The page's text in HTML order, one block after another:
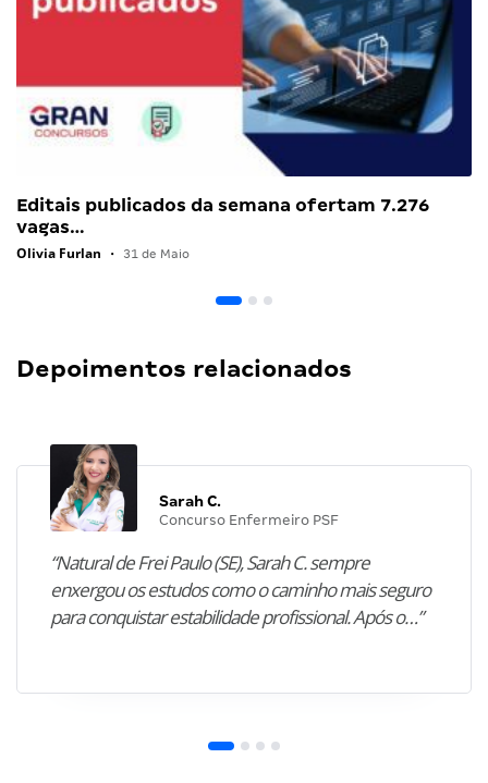
Editais publicados da semana ofertam 7.276
vagas…
Olivia Furlan • 31 de Maio
Depoimentos relacionados
Sarah C.
Concurso Enfermeiro PSF
“Natural de Frei Paulo (SE), Sarah C. sempre
enxergou os estudos como o caminho mais seguro
para conquistar estabilidade profissional. Após o…”